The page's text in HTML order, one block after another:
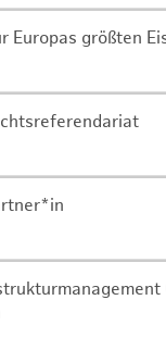
Europas größten